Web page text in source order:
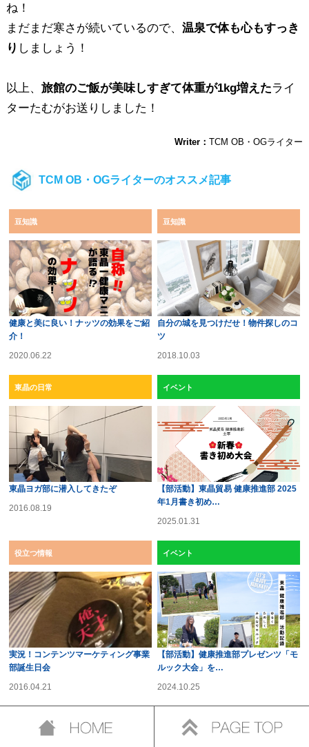
ね！
まだまだ寒さが続いているので、 温泉で体も心もすっき
り しましょう！
以上、 旅館のご飯が美味しすぎて体重が1kg増えたライ
ターたむがお送りしました！
Writer：TCM OB・OGライター
TCM OB・OGライターのオススメ記事
豆知識
健康と美に良い！ナッツの効果をご紹
介！
2020.06.22
豆知識
自分の城を見つけだせ！物件探しのコ
ツ
2018.10.03
東晶の日常
東晶ヨガ部に潜入してきたぞ
2016.08.19
イベント
【部活動】東晶貿易 健康推進部 2025
年1月書き初め…
2025.01.31
役立つ情報
実況！コンテンツマーケティング事業
部誕生日会
2016.04.21
イベント
【部活動】健康推進部プレゼンツ「モ
ルック大会」を…
2024.10.25